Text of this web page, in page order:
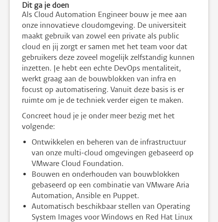
Dit ga je doen
Als Cloud Automation Engineer bouw je mee aan
onze innovatieve cloudomgeving. De universiteit
maakt gebruik van zowel een private als public
cloud en jij zorgt er samen met het team voor dat
gebruikers deze zoveel mogelijk zelfstandig kunnen
inzetten. Je hebt een echte DevOps mentaliteit,
werkt graag aan de bouwblokken van infra en
focust op automatisering. Vanuit deze basis is er
ruimte om je de techniek verder eigen te maken.
Concreet houd je je onder meer bezig met het
volgende:
Ontwikkelen en beheren van de infrastructuur
van onze multi-cloud omgevingen gebaseerd op
VMware Cloud Foundation.
Bouwen en onderhouden van bouwblokken
gebaseerd op een combinatie van VMware Aria
Automation, Ansible en Puppet.
Automatisch beschikbaar stellen van Operating
System Images voor Windows en Red Hat Linux